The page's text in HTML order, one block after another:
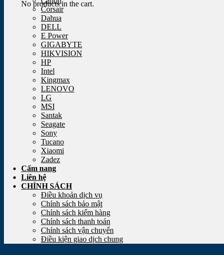
No products in the cart.
Corsair
Dahua
DELL
E Power
GIGABYTE
HIKVISION
HP
Intel
Kingmax
LENOVO
LG
MSI
Santak
Seagate
Sony
Tucano
Xiaomi
Zadez
Cẩm nang
Liên hệ
CHÍNH SÁCH
Điều khoản dịch vụ
Chính sách bảo mật
Chính sách kiểm hàng
Chính sách thanh toán
Chính sách vận chuyển
Điều kiện giao dịch chung